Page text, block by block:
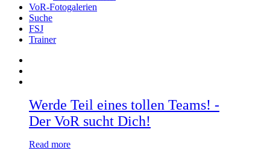
VoR-Fotogalerien
Suche
FSJ
Trainer
Werde Teil eines tollen Teams! -
Der VoR sucht Dich!
Read more